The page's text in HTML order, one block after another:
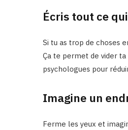
Écris tout ce
Si tu as trop de choses
Ça te permet de vider
psychologues pour
Imagine un
Ferme les yeux et